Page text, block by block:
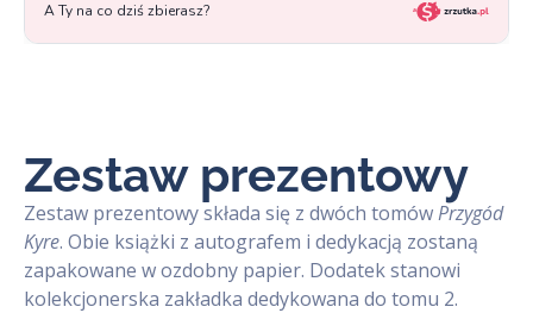
Zestaw prezentowy
Zestaw prezentowy składa się z dwóch tomówPrzygód
Kyre. Obie książki z autografem i dedykacją zostaną
zapakowane w ozdobny papier. Dodatek stanowi
kolekcjonerska zakładka dedykowana do tomu 2.